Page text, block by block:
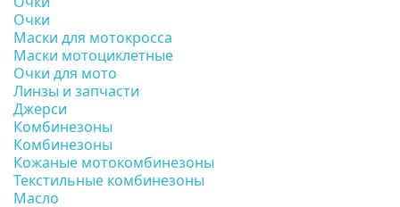
Очки
Маски для мотокросса
Маски мотоциклетные
Очки для мото
Линзы и запчасти
Джерси
Комбинезоны
Комбинезоны
Кожаные мотокомбинезоны
Текстильные комбинезоны
Масло